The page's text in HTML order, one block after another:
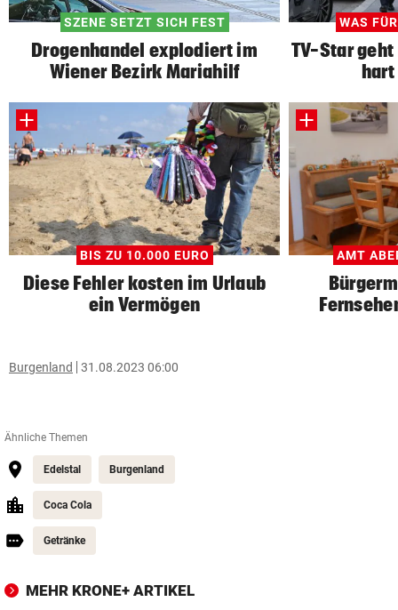
SZENE SETZT SICH FEST
Drogenhandel explodiert im
Wiener Bezirk Mariahilf
WAS
TV-Star
hart
BIS ZU 10.000 EURO
Diese Fehler kosten im Urlaub
ein Vermögen
AMT
Burgenland 31.08.2023 06:00
Ähnliche Themen
Edelstal Burgenland
Coca Cola
Getränke
MEHR KRONE+ ARTIKEL